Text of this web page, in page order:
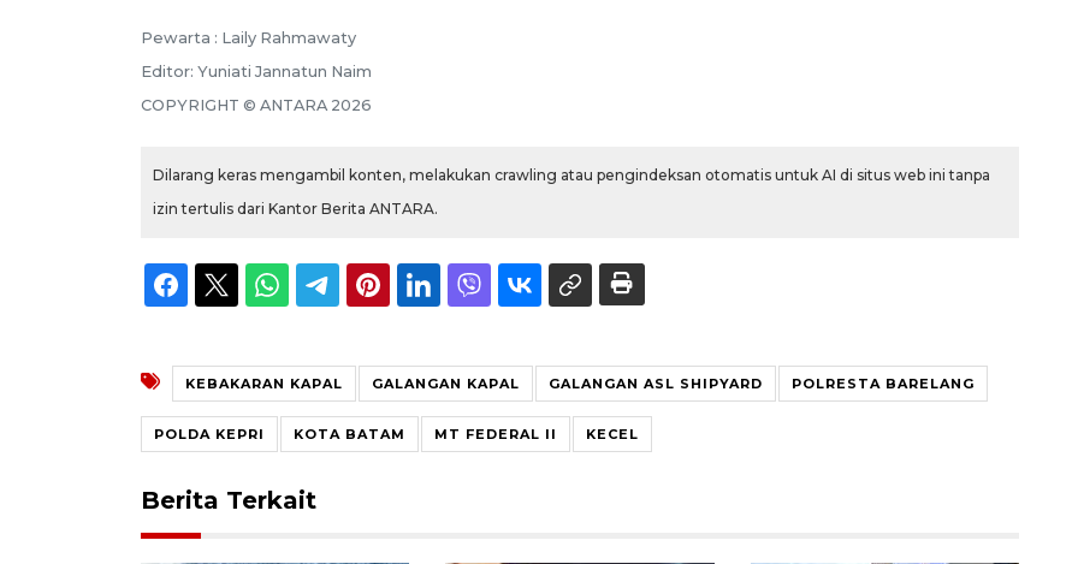
Pewarta : Laily Rahmawaty
Editor: Yuniati Jannatun Naim
COPYRIGHT © ANTARA 2026
Dilarang keras mengambil konten, melakukan crawling atau pengindeksan otomatis untuk AI di situs web ini tanpa
izin tertulis dari Kantor Berita ANTARA.
KEBAKARAN KAPAL GALANGAN KAPAL GALANGAN ASL SHIPYARD POLRESTA BARELANG
POLDA KEPRI KOTA BATAM MT FEDERAL II KECEL
Berita Terkait